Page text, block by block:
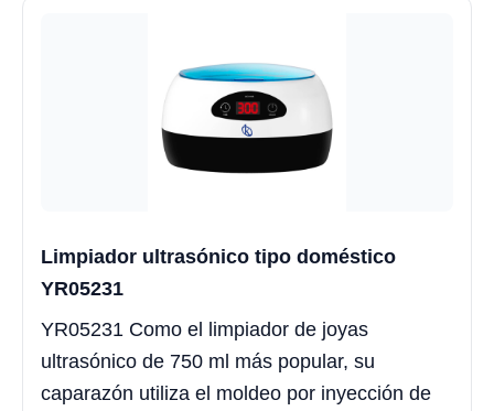
Limpiador ultrasónico tipo doméstico
YR05231
YR05231 Como el limpiador de joyas
ultrasónico de 750 ml más popular, su
caparazón utiliza el moldeo por inyección de